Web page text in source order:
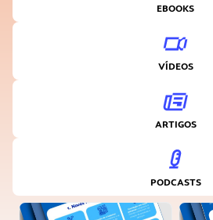
EBOOKS
VÍDEOS
ARTIGOS
PODCASTS